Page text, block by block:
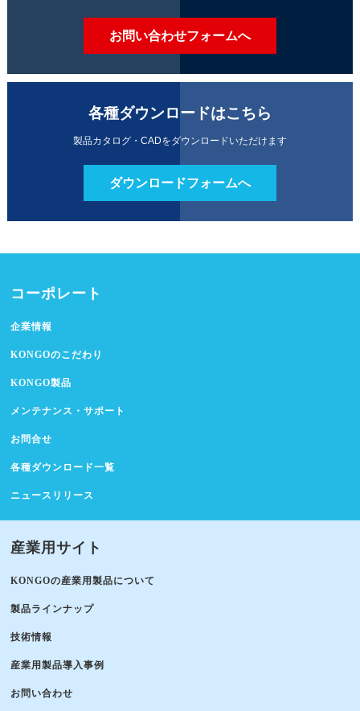
お問い合わせフォームへ
各種ダウンロードはこちら
製品カタログ・CADをダウンロードいただけます
ダウンロードフォームへ
コーポレート
企業情報
KONGOのこだわり
KONGO製品
メンテナンス・サポート
お問合せ
各種ダウンロード一覧
ニュースリリース
産業用サイト
KONGOの産業用製品について
製品ラインナップ
技術情報
産業用製品導入事例
お問い合わせ